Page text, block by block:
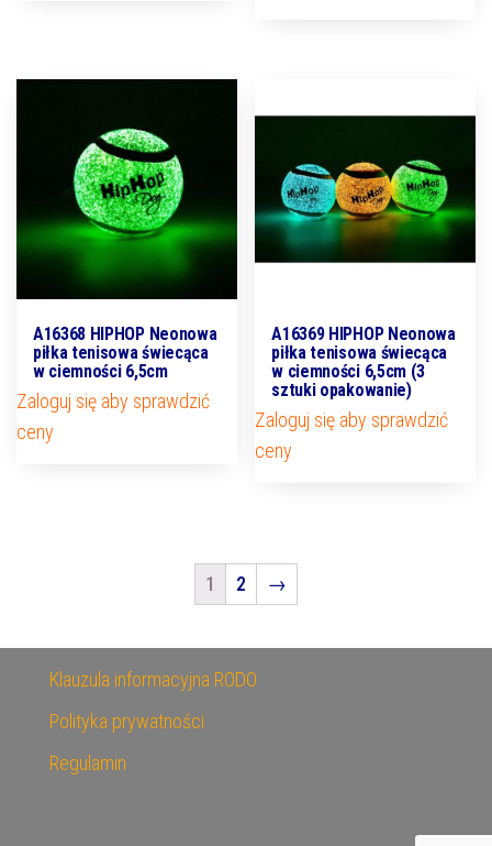
A16368 HIPHOP Neonowa
piłka tenisowa świecąca
w ciemności 6,5cm
Zaloguj się aby sprawdzić
ceny
A16369 HIPHOP Neonowa
piłka tenisowa świecąca
w ciemności 6,5cm (3
sztuki opakowanie)
Zaloguj się aby sprawdzić
ceny
1 2 →
Klauzula informacyjna RODO
Polityka prywatności
Regulamin